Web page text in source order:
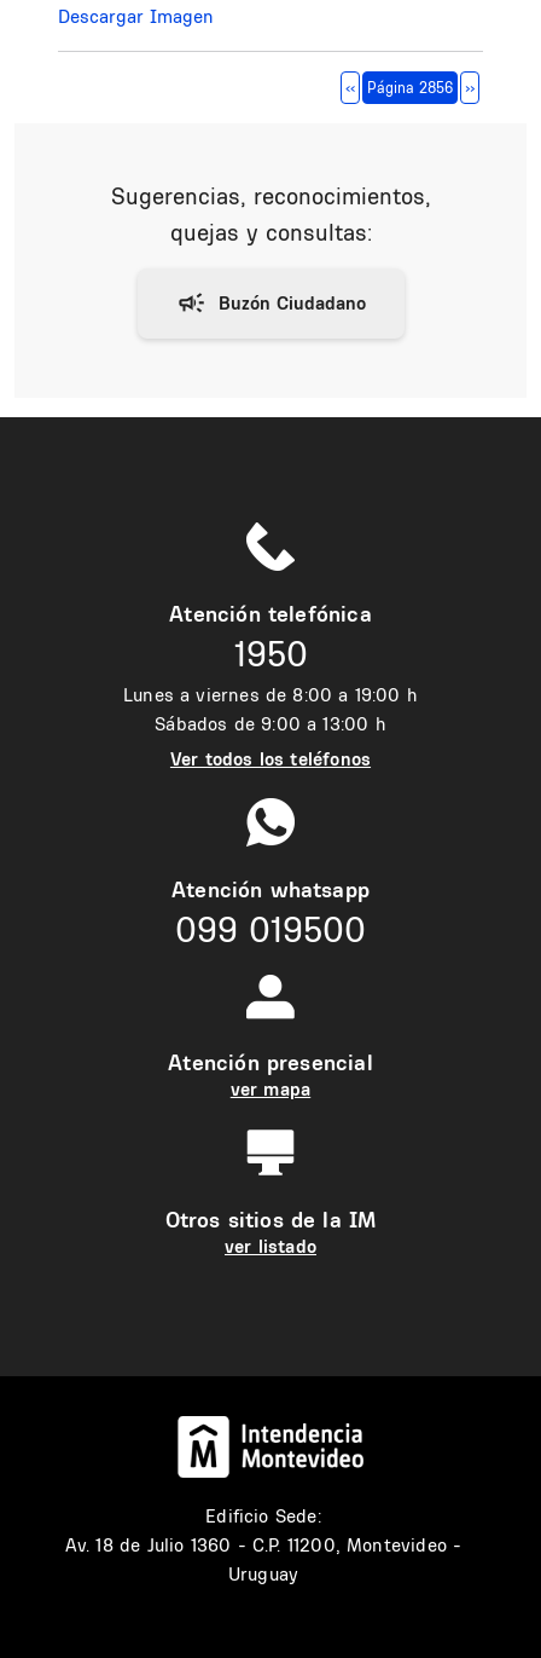
Descargar Imagen
Página anterior
‹‹ Página 2856 Siguiente
››
Sugerencias, reconocimientos,
quejas y consultas:
Atención telefónica
1950
Lunes a viernes de 8:00 a 19:00 h
Sábados de 9:00 a 13:00 h
Ver todos los teléfonos
Atención whatsapp
099 019500
Atención presencial
ver mapa
Otros sitios de la IM
ver listado
Edificio Sede:
Av. 18 de Julio 1360 - C.P. 11200, Montevideo -
Uruguay